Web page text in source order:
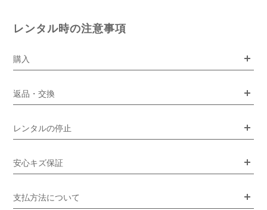
レンタル時の注意事項
購入
返品・交換
レンタルの停止
安心キズ保証
支払方法について